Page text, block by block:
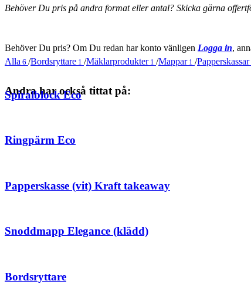
Behöver Du pris på andra format eller antal? Skicka gärna
Behöver Du pris? Om Du redan har konto vänligen Logga in,
Andra har också tittat på:
Alla 6 /Bordsryttare 1 /Mäklarprodukter1 /Mappar1 /Papperskassar
Spiralblock Eco
Ringpärm Eco
Papperskasse (vit) Kraft takeaway
Snoddmapp Elegance (klädd)
Bordsryttare